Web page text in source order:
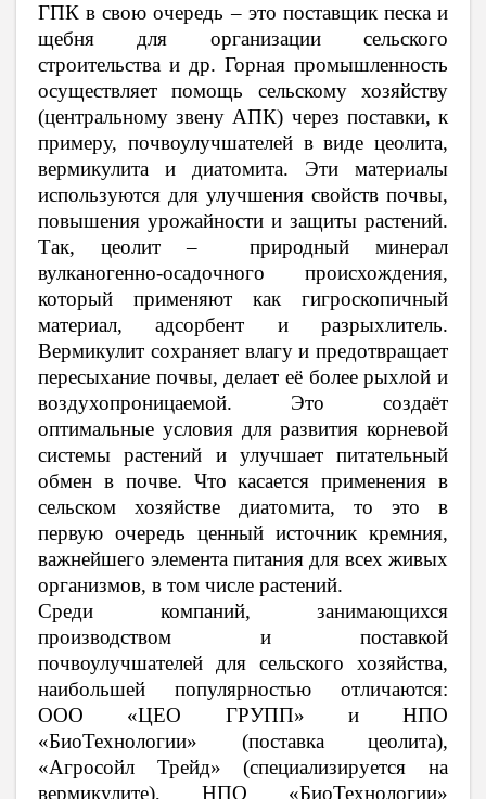
ГПК в свою очередь – это поставщик песка и
щебня для организации сельского
строительства и др. Горная промышленность
осуществляет помощь сельскому хозяйству
(центральному звену АПК) через поставки, к
примеру, почвоулучшателей в виде цеолита,
вермикулита и диатомита. Эти материалы
используются для улучшения свойств почвы,
повышения урожайности и защиты растений.
Так, цеолит –
природный минерал
вулканогенно-осадочного происхождения,
который применяют как гигроскопичный
материал, адсорбент и разрыхлитель.
Вермикулит сохраняет влагу и предотвращает
пересыхание почвы, делает её более рыхлой и
воздухопроницаемой. Это создаёт
оптимальные условия для развития корневой
системы растений и улучшает питательный
обмен в почве. Что касается применения в
сельском хозяйстве диатомита, то это в
первую очередь ценный источник кремния,
важнейшего элемента питания для всех живых
организмов, в том числе растений.
Среди компаний, занимающихся
производством и поставкой
почвоулучшателей для сельского хозяйства,
наибольшей популярностью отличаются:
ООО «ЦЕО ГРУПП» и НПО
«БиоТехнологии» (поставка цеолита),
«Агросойл Трейд» (специализируется на
вермикулите), НПО «БиоТехнологии»